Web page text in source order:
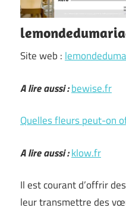
Site web :
A lire aussi :bewise.fr
Quelles fleurs peut-on
A lire aussi :klow.fr
Il est courant d’offrir
leur transmettre des